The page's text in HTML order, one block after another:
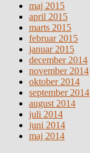
maj 2015
april 2015
marts 2015
februar 2015
januar 2015
december 2014
november 2014
oktober 2014
september 2014
august 2014
juli 2014
juni 2014
maj 2014